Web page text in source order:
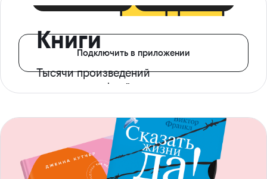
Книги
Тысячи произведений
с доступом офлайн
Подключить в приложении